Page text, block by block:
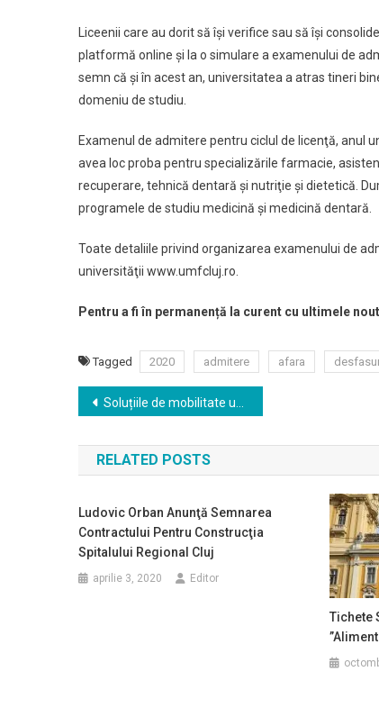
Liceenii care au dorit să îşi verifice sau să îşi
platformă online şi la o simulare a examenului de
semn că şi în acest an, universitatea a atras tineri
domeniu de studiu.
Examenul de admitere pentru ciclul de licenţă, anul
avea loc proba pentru specializările farmacie,
recuperare, tehnică dentară şi nutriţie şi dietetică.
programele de studiu medicină şi medicină dentară.
Toate detaliile privind organizarea examenului de
universităţii www.umfcluj.ro.
Pentru a fi în permanență la curent cu ultimele
Tagged 2020 admitere afara
Navigare
în
articole
Soluțiile de mobilitate urbană sustenabilă, discutate de cinci orașe europene în cadrul primului workshop online CIIC
RELATED POSTS
Ludovic Orban Anunţă Semnarea
Contractului Pentru Construcţia
Spitalului Regional Cluj
aprilie 3, 2020 Editor
Tichete